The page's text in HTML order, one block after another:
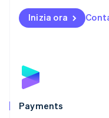
Inizia ora
Payments
English
Nuova Zelanda
Polonia
English
Português